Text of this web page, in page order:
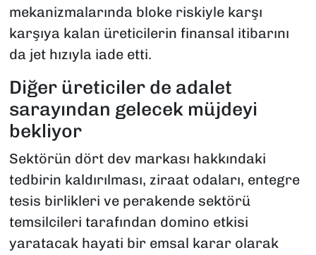
mekanizmalarında bloke riskiyle karşı
karşıya kalan üreticilerin finansal itibarını
da jet hızıyla iade etti.
Diğer üreticiler de adalet
sarayından gelecek müjdeyi
bekliyor
Sektörün dört dev markası hakkındaki
tedbirin kaldırılması, ziraat odaları, entegre
tesis birlikleri ve perakende sektörü
temsilcileri tarafından domino etkisi
yaratacak hayati bir emsal karar olarak